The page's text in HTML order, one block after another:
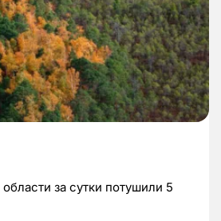
за сутки потушили 5